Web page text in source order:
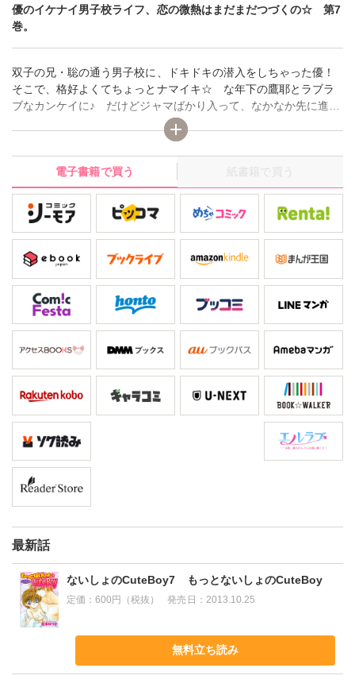
優のイケナイ男子校ライフ、恋の微熱はまだまだつづくの☆ 第7
巻。
双子の兄・聡の通う男子校に、ドキドキの潜入をしちゃった優！
そこで、格好よくてちょっとナマイキ☆ な年下の鷹耶とラブラ
ブなカンケイに♪ だけどジャマばかり入って、なかなか先に進め
なくてタイヘン！！ それに女の子だってバレたらヤバイのに、
優の周りにはつぎつぎと男の子が近づいてきて……！？ 禁断フ
ァースト☆LOVE、かなりカゲキに進展中です。シリーズ第7弾！
電子書籍で買う
紙書籍で買う
最新話
ないしょのCuteBoy7 もっとないしょのCuteBoy
定価：600円（税抜） 発売日： 2013.10.25
無料立ち読み